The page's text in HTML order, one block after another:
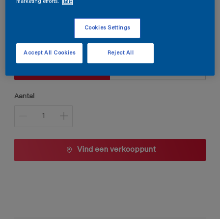
Verpakkingsgrootte
Aantal
Vind een verkooppunt
marketing efforts.
Info
Cookies Settings
Reject All
Accept All Cookies